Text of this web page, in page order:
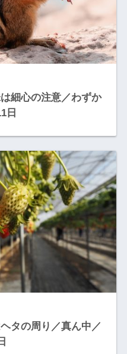
細心の注意／わずか
日
タの周り／真ん中／